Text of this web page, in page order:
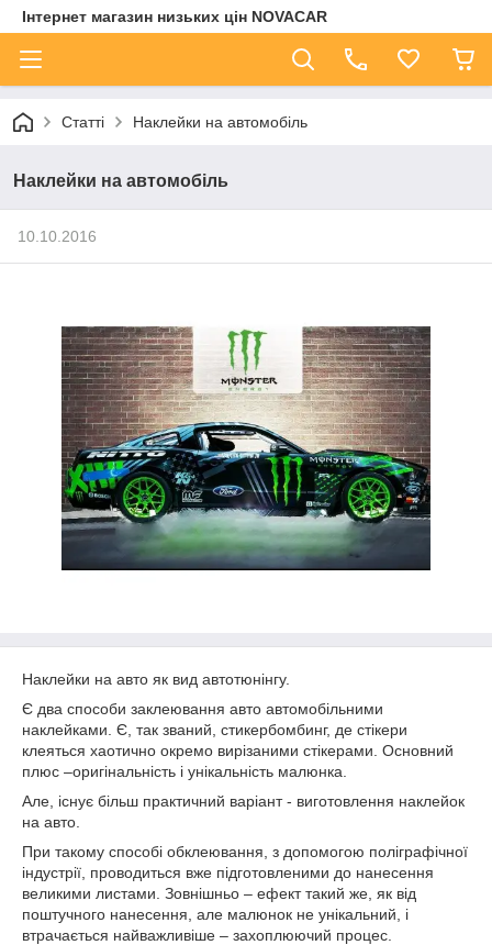
Інтернет магазин низьких цін NOVACAR
Статті Наклейки на автомобіль
Наклейки на автомобіль
10.10.2016
Наклейки на авто як вид автотюнінгу.
Є два способи заклеювання авто автомобільними
наклейками. Є, так званий, стикербомбинг, де стікери
клеяться хаотично окремо вирізаними стікерами. Основний
плюс –оригінальність і унікальність малюнка.
Але, існує більш практичний варіант - виготовлення наклейок
на авто.
При такому способі обклеювання, з допомогою поліграфічної
індустрії, проводиться вже підготовленими до нанесення
великими листами. Зовнішньо – ефект такий же, як від
поштучного нанесення, але малюнок не унікальний, і
втрачається найважливіше – захоплюючий процес.